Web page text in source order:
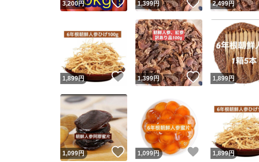
3,200円 いいね！
1,399円 いいね！
2,499円
1,899円 いいね！
1,399円 いいね！
1,899円
1,099円 いいね！
1,099円 いいね！
1,899円